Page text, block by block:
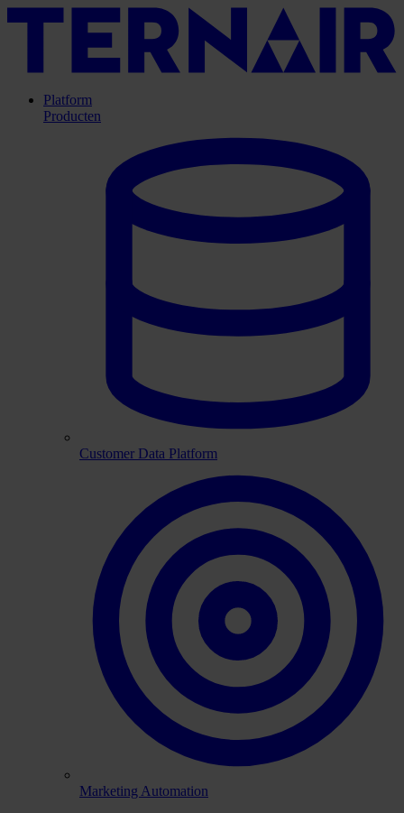
Platform
Producten
Customer Data Platform
Marketing Automation